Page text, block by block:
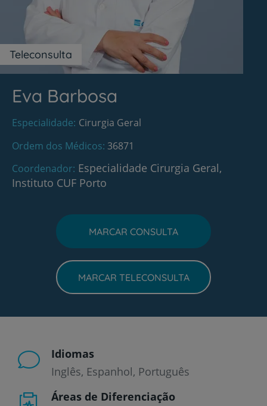
Teleconsulta
Eva Barbosa
Especialidade Cirurgia Geral
Ordem dos Médicos 36871
Coordenador Especialidade Cirurgia Geral,
Instituto CUF Porto
MARCAR CONSULTA
MARCAR TELECONSULTA
Idiomas
Inglês Espanhol Português
Áreas de Diferenciação